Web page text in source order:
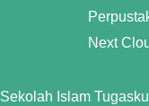
Next
Sekolah Islam Tugasku